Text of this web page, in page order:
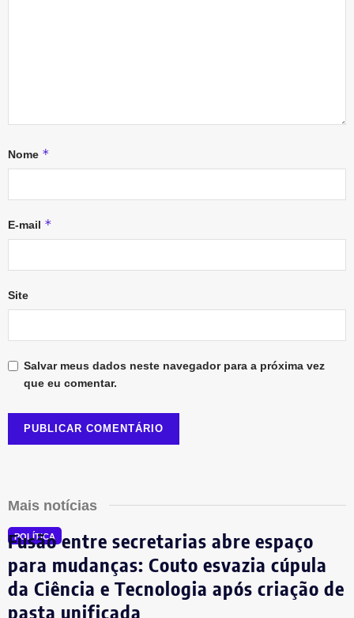
Nome *
E-mail *
Site
Salvar meus dados neste navegador para a próxima vez
que eu comentar.
Mais notícias
POLÍTICA
Fusão entre secretarias abre espaço
para mudanças: Couto esvazia cúpula
da Ciência e Tecnologia após criação de
pasta unificada